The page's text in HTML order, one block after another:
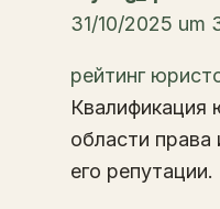
31/10/2025 um
рейтинг
Квалификация
области
его репутации.